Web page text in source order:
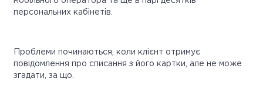
персональних кабінетів.
Проблеми починаються, коли клієнт отримує
повідомлення про списання з його картки, але не може
згадати, за що.